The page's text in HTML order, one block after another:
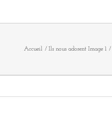
Accueil Ils nous adorent Image 1